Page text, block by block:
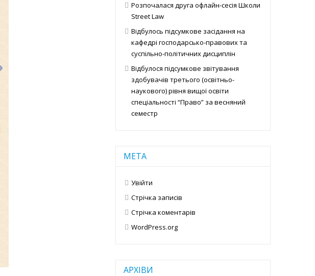
Розпочалася друга офлайн-сесія Школи
Street Law
Відбулось підсумкове засідання на
кафедрі господарсько-правових та
суспільно-політичних дисциплін
Відбулося підсумкове звітування
здобувачів третього (освітньо-
наукового) рівня вищої освіти
спеціальності “Право” за весняний
семестр
МЕТА
Увійти
Стрічка записів
Стрічка коментарів
WordPress.org
АРХІВИ